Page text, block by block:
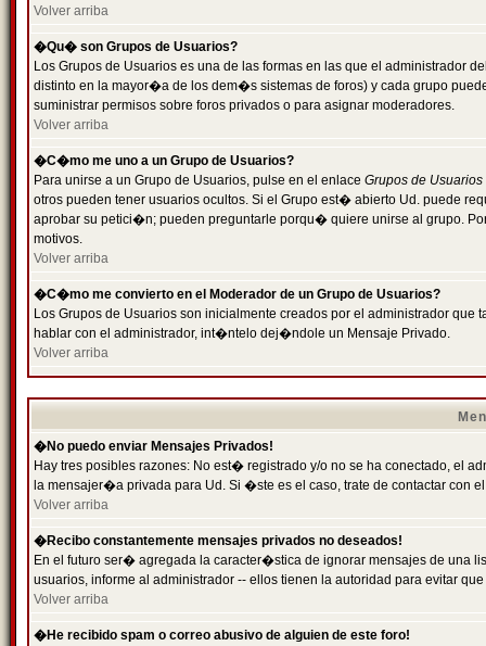
Volver arriba
�Qu� son Grupos de Usuarios?
Los Grupos de Usuarios es una de las formas en las que el administrador
distinto en la mayor�a de los dem�s sistemas de foros) y cada grupo
suministrar permisos sobre foros privados o para asignar moderadores.
Volver arriba
�C�mo me uno a un Grupo de Usuarios?
Para unirse a un Grupo de Usuarios, pulse en el enlace Grupos de Usuarios
otros pueden tener usuarios ocultos. Si el Grupo est� abierto Ud. puede
aprobar su petici�n; pueden preguntarle porqu� quiere unirse al grupo.
motivos.
Volver arriba
�C�mo me convierto en el Moderador de un Grupo de Usuarios?
Los Grupos de Usuarios son inicialmente creados por el administrador
hablar con el administrador, int�ntelo dej�ndole un Mensaje Privado.
Volver arriba
�No puedo enviar Mensajes Privados!
Hay tres posibles razones: No est� registrado y/o no se ha conectado, el
la mensajer�a privada para Ud. Si �ste es el caso, trate de contactar con
Volver arriba
�Recibo constantemente mensajes privados no deseados!
En el futuro ser� agregada la caracter�stica de ignorar mensajes de una
usuarios, informe al administrador -- ellos tienen la autoridad para evitar
Volver arriba
�He recibido spam o correo abusivo de alguien de este foro!